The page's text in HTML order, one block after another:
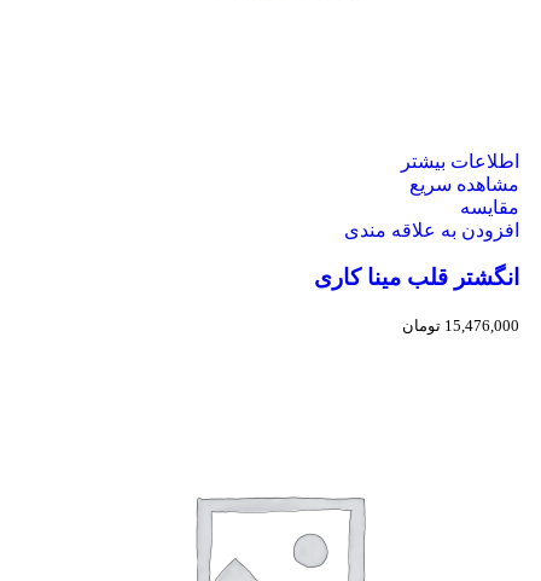
اطلاعات بیشتر
مشاهده سریع
مقایسه
افزودن به علاقه مندی
انگشتر قلب مینا کاری
15,476,000 تومان